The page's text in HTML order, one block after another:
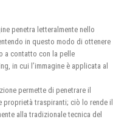
penetra letteralmente nello
in questo modo di ottenere
a contatto con la pelle
in cui l’immagine è applicata al
permette di penetrare il
traspiranti; ciò lo rende il
alla tradizionale tecnica del